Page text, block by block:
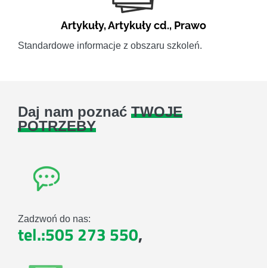
Artykuły,Artykuły cd., Prawo
Standardowe informacje z obszaru szkoleń.
Daj nam poznać TWOJE
POTRZEBY
Zadzwoń do nas:
tel.:505 273 550,